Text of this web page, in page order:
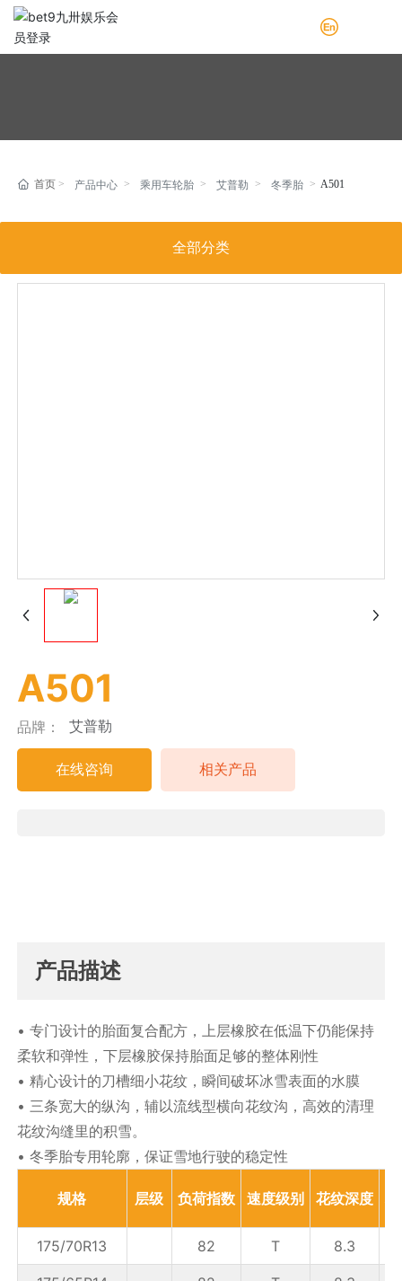
bet9九卅娱乐会员登录
bet9九卅娱乐在线登录
产品中心 乘用车轮胎 艾普勒 冬季胎 A501
全部分类
A501
品牌： 艾普勒
在线咨询 相关产品
产品描述
• 专门设计的胎面复合配方，上层橡胶在低温下仍能保持
柔软和弹性，下层橡胶保持胎面足够的整体刚性
• 精心设计的刀槽细小花纹，瞬间破坏冰雪表面的水膜
• 三条宽大的纵沟，辅以流线型横向花纹沟，高效的清理
花纹沟缝里的积雪。
• 冬季胎专用轮廓，保证雪地行驶的稳定性
规格 层级 负荷指数 速度级别 花纹深度
175/70R13 82 T 8.3